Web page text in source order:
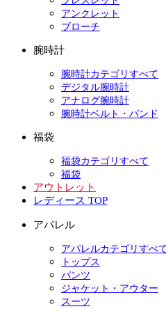
アンクレット
ブローチ
腕時計
腕時計カテゴリすべて
デジタル腕時計
アナログ腕時計
腕時計ベルト・バンド
福袋
福袋カテゴリすべて
福袋
アウトレット
レディース TOP
アパレル
アパレルカテゴリすべ
トップス
パンツ
ジャケット・アウター
スーツ